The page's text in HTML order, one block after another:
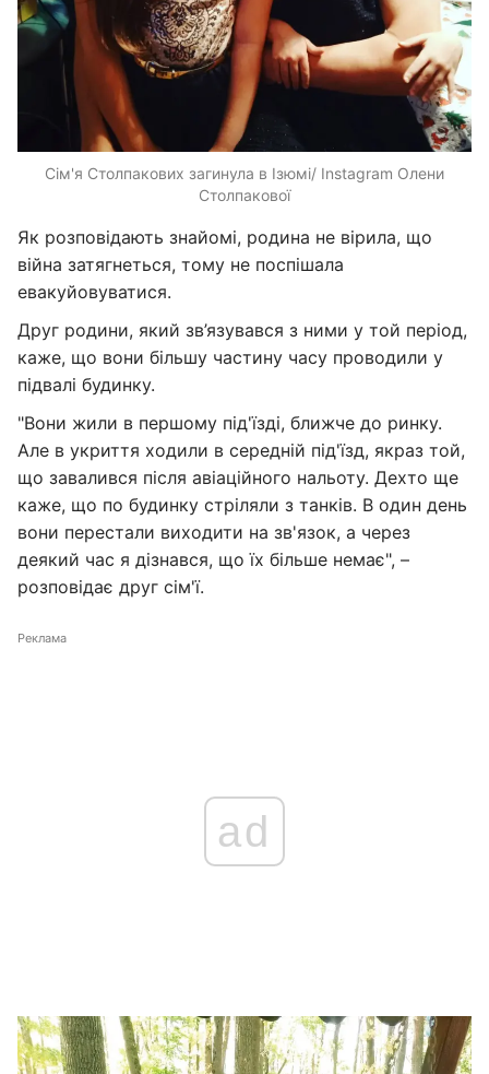
Сім'я Столпакових загинула в Ізюмі/ Instagram Олени
Столпакової
Як розповідають знайомі, родина не вірила, що
війна затягнеться, тому не поспішала
евакуйовуватися.
Друг родини, який зв’язувався з ними у той період,
каже, що вони більшу частину часу проводили у
підвалі будинку.
"Вони жили в першому під'їзді, ближче до ринку.
Але в укриття ходили в середній під'їзд, якраз той,
що завалився після авіаційного нальоту. Дехто ще
каже, що по будинку стріляли з танків. В один день
вони перестали виходити на зв'язок, а через
деякий час я дізнався, що їх більше немає", –
розповідає друг сім'ї.
Реклама
ad